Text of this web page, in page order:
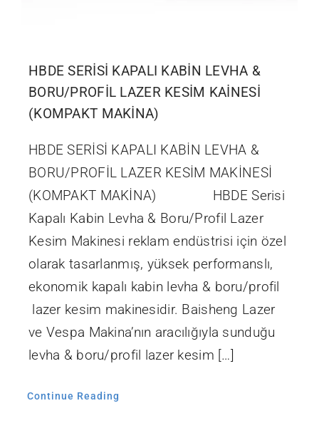
HBDE SERİSİ KAPALI KABİN LEVHA &
BORU/PROFİL LAZER KESİM KAİNESİ
(KOMPAKT MAKİNA)
HBDE SERİSİ KAPALI KABİN LEVHA &
BORU/PROFİL LAZER KESİM MAKİNESİ
(KOMPAKT MAKİNA) HBDE Serisi
Kapalı Kabin Levha & Boru/Profil Lazer
Kesim Makinesi reklam endüstrisi için özel
olarak tasarlanmış, yüksek performanslı,
ekonomik kapalı kabin levha & boru/profil
lazer kesim makinesidir. Baisheng Lazer
ve Vespa Makina’nın aracılığıyla sunduğu
levha & boru/profil lazer kesim […]
Continue Reading